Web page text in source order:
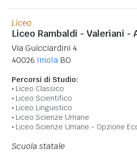
Liceo
Liceo Rambaldi - Valeriani -
Via Guicciardini 4
40026 Imola BO
Percorsi di Studio:
Liceo Classico
Liceo Scientifico
Liceo Linguistico
Liceo Scienze Umane
Liceo Scienze Umane - Opzione
Scuola statale